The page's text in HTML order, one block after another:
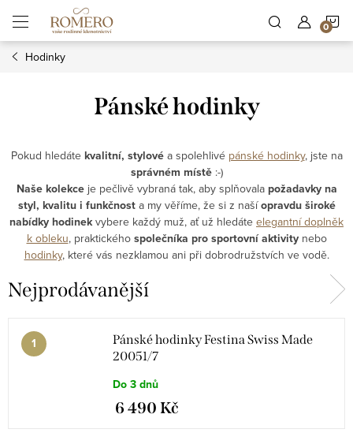
obsah
Hodinky
Pánské hodinky
Pokud hledáte kvalitní, stylovéa spolehlivé pánské hodinky, jste na
správném místě:-)
Naše kolekceje pečlivě vybraná tak, aby splňovala požadavky na
styl, kvalitu i funkčnost a my věříme, že si z našíopravdu široké
nabídky hodinekvybere každý muž, ať už hledáte elegantní doplněk
k obleku, praktického společníka pro sportovní aktivitynebo
hodinky, které vás nezklamou ani při dobrodružstvích ve vodě.
Nejprodávanější
Pánské hodinky Festina Swiss Made
20051/7
Do 3 dnů
6 490 Kč